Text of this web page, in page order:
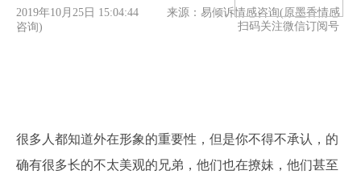
2019年10月25日 15:04:44
来源：易倾诉情感咨询(原墨香情感
咨询)
很多人都知道外在形象的重要性，但是你不得不承认，的
确有很多长的不太美观的兄弟，他们也在撩妹，他们甚至
扫码关注微信订阅号